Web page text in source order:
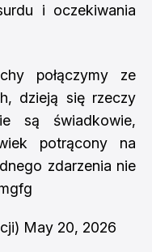
i oczekiwania
połączymy ze
dzieją się rzeczy
są świadkowie,
potrącony na
zdarzenia nie
May 20, 2026